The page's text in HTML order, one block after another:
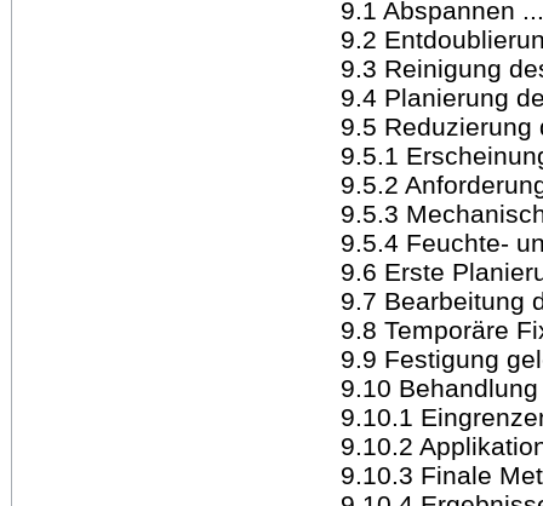
9.1 Abspannen
9.2
9.3 Reinigung
9.4 Planierung
9.5 Reduzierung
9.5.1
9.5.2
9.5.3
9.5.4 Feuchte-
9.6 Erste
9.7 Bearbeitung
9.8 Temporäre
9.9 Festigung
9.10
9.10.1
9.10.2
9.10.3 Finale